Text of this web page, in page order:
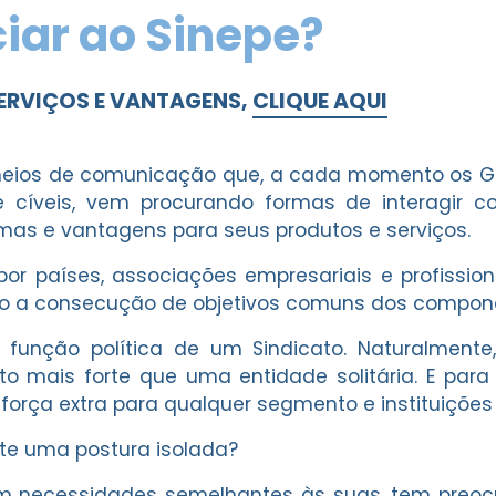
ao Sinepe?
E VANTAGENS, CLIQUE AQUI
de comunicação que, a cada momento os
cíveis, vem procurando formas de interagir
e vantagens para seus produtos e serviços.
países, associações empresariais e
a consecução de objetivos comuns dos
política de um Sindicato.
mais forte que uma entidade solitária. E
extra para qualquer segmento e
uma postura isolada?